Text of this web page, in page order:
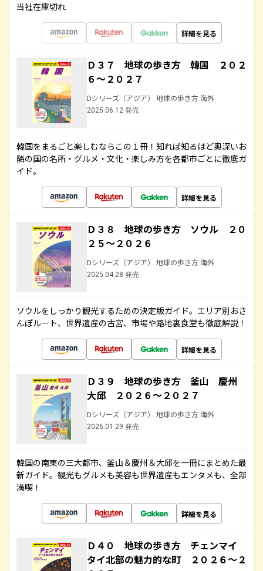
当社在庫切れ
詳細を見る
Ｄ３７ 地球の歩き方 韓国 ２０２
６～２０２７
Dシリーズ（アジア） 地球の歩き方 海外
2025.06.12 発売
韓国をまるごと楽しむならこの１冊！知れば知るほど奥深いお
隣の国の名所・グルメ・文化・楽しみ方を各都市ごとに徹底ガ
イド。
詳細を見る
Ｄ３８ 地球の歩き方 ソウル ２０
２５～２０２６
Dシリーズ（アジア） 地球の歩き方 海外
2025.04.28 発売
ソウルをしっかり観光するための決定版ガイド。エリア別おさ
んぽルート、世界遺産の古宮、市場や路地裏食堂も徹底解説！
詳細を見る
Ｄ３９ 地球の歩き方 釜山 慶州
大邱 ２０２６～２０２７
Dシリーズ（アジア） 地球の歩き方 海外
2026.01.29 発売
韓国の南東の三大都市、釜山＆慶州＆大邱を一冊にまとめた最
新ガイド。観光もグルメも美容も世界遺産もエンタメも、全部
満喫！
詳細を見る
Ｄ４０ 地球の歩き方 チェンマイ
タイ北部の魅力的な町 ２０２６～２